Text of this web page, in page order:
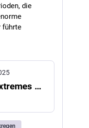
die
führte
Österreich: Extremes Wetterjahr 2024